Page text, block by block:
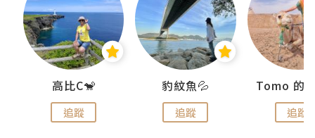
高比C🐒
追蹤
豹紋魚💦
追蹤 追蹤